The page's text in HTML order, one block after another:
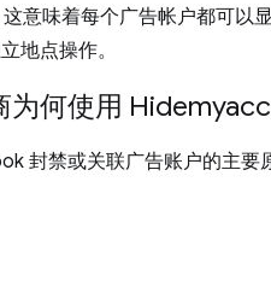
意味着每个广告帐户都可以
地点操作。
为何使用 Hidemyacc
封禁或关联广告账户的主要